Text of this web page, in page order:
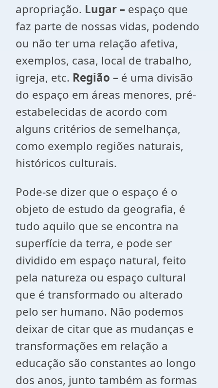
apropriação. Lugar – espaço que
faz parte de nossas vidas, podendo
ou não ter uma relação afetiva,
exemplos, casa, local de trabalho,
igreja, etc. Região – é uma divisão
do espaço em áreas menores, pré-
estabelecidas de acordo com
alguns critérios de semelhança,
como exemplo regiões naturais,
históricos culturais.
Pode-se dizer que o espaço é o
objeto de estudo da geografia, é
tudo aquilo que se encontra na
superfície da terra, e pode ser
dividido em espaço natural, feito
pela natureza ou espaço cultural
que é transformado ou alterado
pelo ser humano. Não podemos
deixar de citar que as mudanças e
transformações em relação a
educação são constantes ao longo
dos anos, junto também as formas